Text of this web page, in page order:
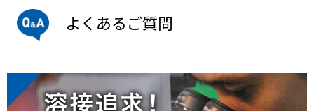
よくあるご質問